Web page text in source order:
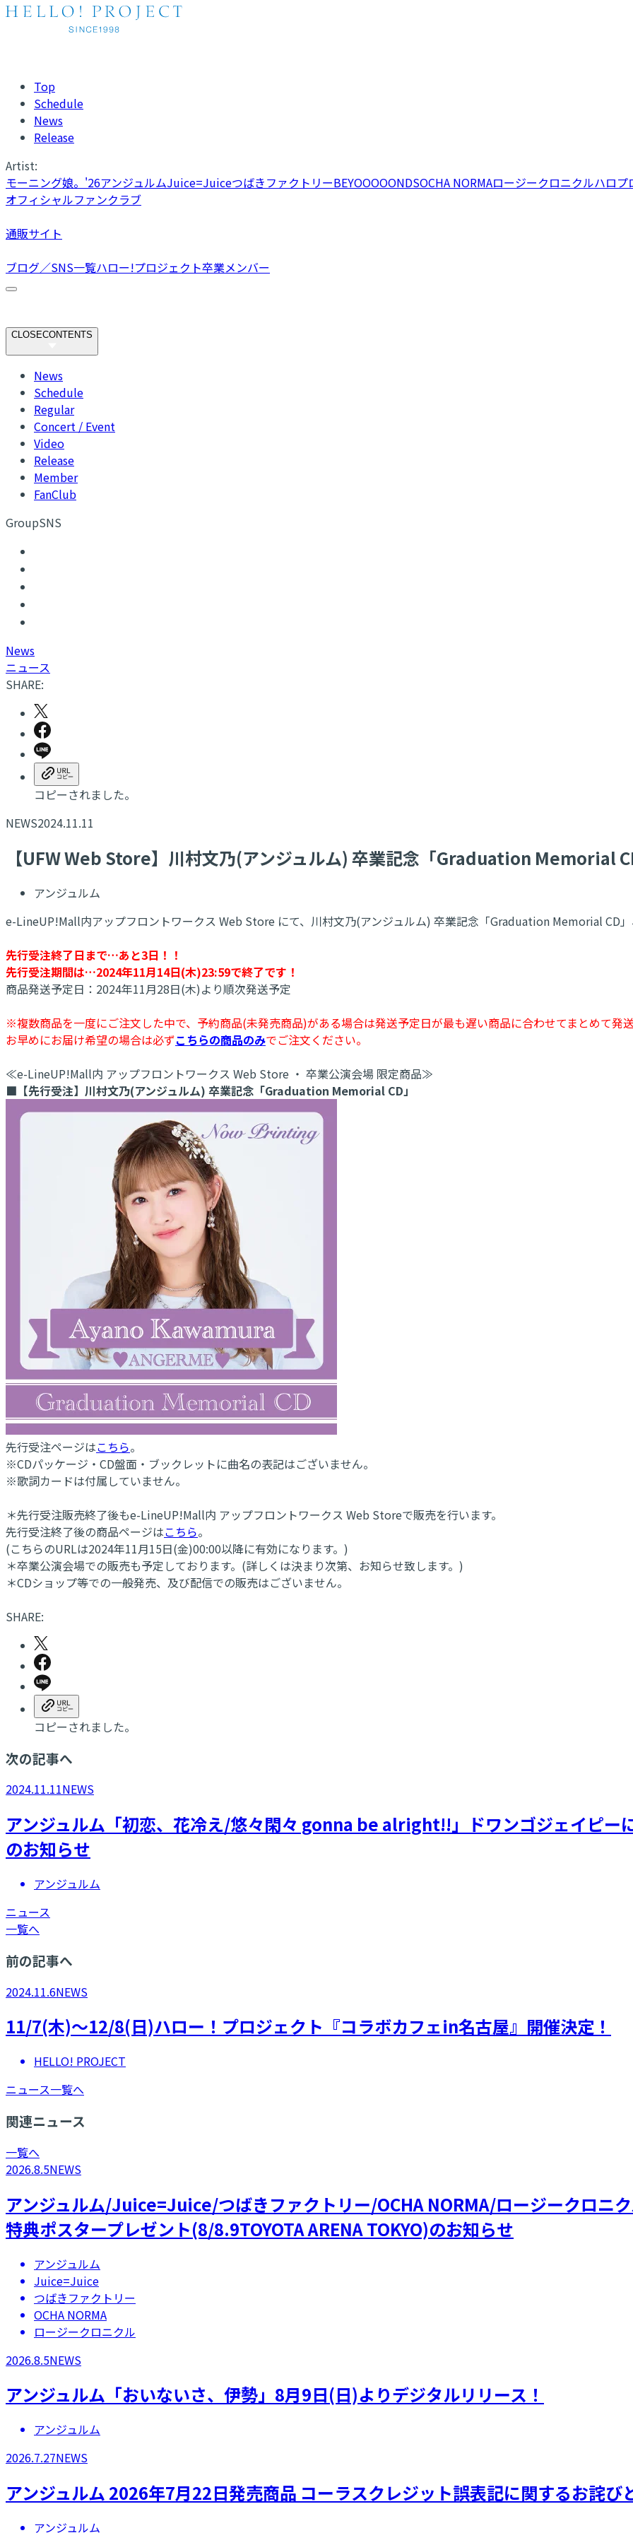
Top
Schedule
News
Release
Artist:
モーニング娘。'26アンジュルムJuice=JuiceつばきファクトリーBEYOOOOONDSOCHA NORMAロージークロニクルハロプ
オフィシャルファンクラブ
通販サイト
ブログ／SNS一覧ハロー!プロジェクト卒業メンバー
CLOSECONTENTS
News
Schedule
Regular
Concert / Event
Video
Release
Member
FanClub
GroupSNS
News
ニュース
SHARE:
コピーされました。
NEWS2024.11.11
【UFW Web Store】川村文乃(アンジュルム) 卒業記念「Graduation Memorial
アンジュルム
e-LineUP!Mall内アップフロントワークス Web Store にて、川村文乃(アンジュルム) 卒業記念「Graduation Memorial CD」
先行受注終了日まで…あと3日！！
先行受注期間は…2024年11月14日(木)23:59で終了です！
商品発送予定日：2024年11月28日(木)より順次発送予定
※複数商品を一度にご注文した中で、予約商品(未発売商品)がある場合は発送予定日が最も遅い商品に合わせてまとめて発送
お早めにお届け希望の場合は必ずこちらの商品のみでご注文ください。
≪e-LineUP!Mall内 アップフロントワークス Web Store ・ 卒業公演会場 限定商品≫
■【先行受注】川村文乃(アンジュルム) 卒業記念「Graduation Memorial CD」
先行受注ページはこちら。
※CDパッケージ・CD盤面・ブックレットに曲名の表記はございません。
※歌詞カードは付属していません。
＊先行受注販売終了後もe-LineUP!Mall内 アップフロントワークス Web Storeで販売を行います。
先行受注終了後の商品ページはこちら。
(こちらのURLは2024年11月15日(金)00:00以降に有効になります。)
＊卒業公演会場での販売も予定しております。(詳しくは決まり次第、お知らせ致します。)
＊CDショップ等での一般発売、及び配信での販売はございません。
SHARE:
コピーされました。
次の記事へ
2024.11.11NEWS
アンジュルム「初恋、花冷え/悠々閑々 gonna be alright!!」ドワンゴジェイピー
のお知らせ
アンジュルム
ニュース
一覧へ
前の記事へ
2024.11.6NEWS
11/7(木)～12/8(日)ハロー！プロジェクト『コラボカフェin名古屋』開催決定！
HELLO! PROJECT
ニュース一覧へ
関連ニュース
一覧へ
2026.8.5NEWS
アンジュルム/Juice=Juice/つばきファクトリー/OCHA NORMA/ロージークロニ
特典ポスタープレゼント(8/8.9TOYOTA ARENA TOKYO)のお知らせ
アンジュルム
Juice=Juice
つばきファクトリー
OCHA NORMA
ロージークロニクル
2026.8.5NEWS
アンジュルム「おいないさ、伊勢」8月9日(日)よりデジタルリリース！
アンジュルム
2026.7.27NEWS
アンジュルム 2026年7月22日発売商品 コーラスクレジット誤表記に関するお詫び
アンジュルム